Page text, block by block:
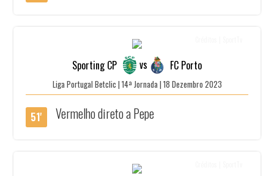
Sporting CP vs FC Porto
Liga Portugal Betclic | 14ª Jornada | 18 Dezembro 2023
51' Vermelho direto a Pepe